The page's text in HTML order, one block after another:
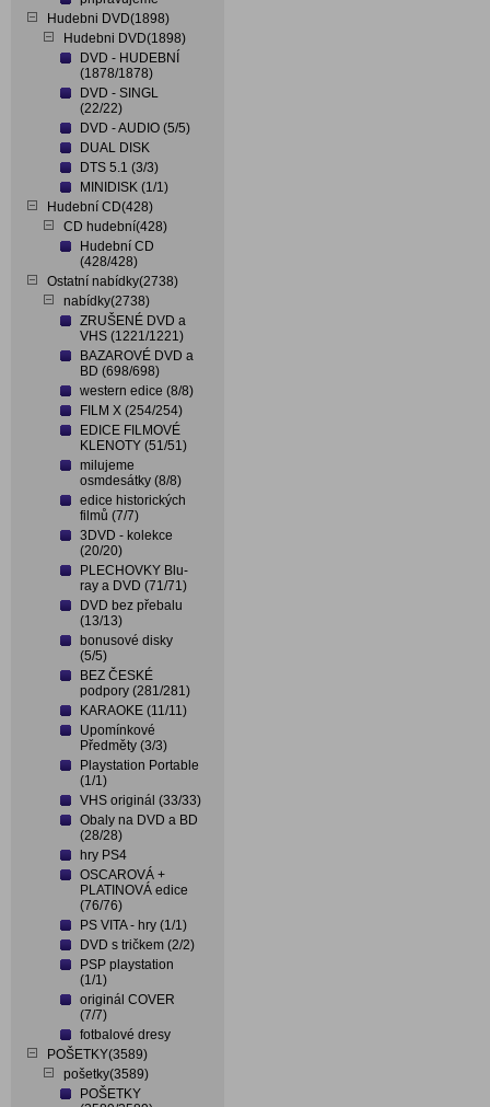
Hudebni DVD(1898)
Hudebni DVD(1898)
DVD - HUDEBNÍ
(1878/1878)
DVD - SINGL
(22/22)
DVD - AUDIO (5/5)
DUAL DISK
DTS 5.1 (3/3)
MINIDISK (1/1)
Hudební CD(428)
CD hudební(428)
Hudební CD
(428/428)
Ostatní nabídky(2738)
nabídky(2738)
ZRUŠENÉ DVD a
VHS (1221/1221)
BAZAROVÉ DVD a
BD (698/698)
western edice (8/8)
FILM X (254/254)
EDICE FILMOVÉ
KLENOTY (51/51)
milujeme
osmdesátky (8/8)
edice historických
filmů (7/7)
3DVD - kolekce
(20/20)
PLECHOVKY Blu-
ray a DVD (71/71)
DVD bez přebalu
(13/13)
bonusové disky
(5/5)
BEZ ČESKÉ
podpory (281/281)
KARAOKE (11/11)
Upomínkové
Předměty (3/3)
Playstation Portable
(1/1)
VHS originál (33/33)
Obaly na DVD a BD
(28/28)
hry PS4
OSCAROVÁ +
PLATINOVÁ edice
(76/76)
PS VITA - hry (1/1)
DVD s tričkem (2/2)
PSP playstation
(1/1)
originál COVER
(7/7)
fotbalové dresy
POŠETKY(3589)
pošetky(3589)
POŠETKY